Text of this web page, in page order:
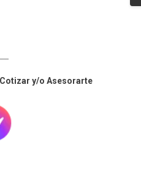
y/o Asesorarte